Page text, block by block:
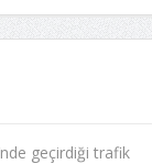
geçirdiği trafik